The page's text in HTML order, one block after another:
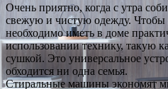
Очень приятно, когда с утра
свежую и чистую одежду. Чтобы
необходимо иметь в доме
использовании технику, такую
сушкой. Это универсальное
обходится ни одна семья.
Стиральные машины экономят